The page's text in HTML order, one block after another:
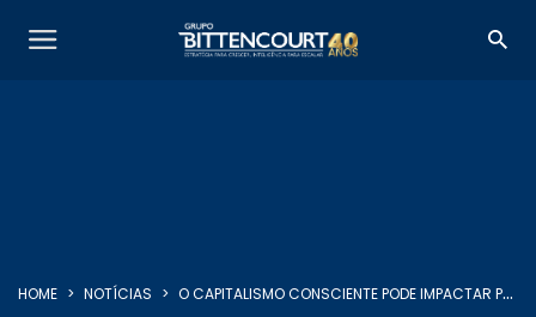
HOME NOTÍCIAS O CAPITALISMO CONSCIENTE PODE IMPACTAR PESSOAS E INSPIRAR NEGÓCIOS